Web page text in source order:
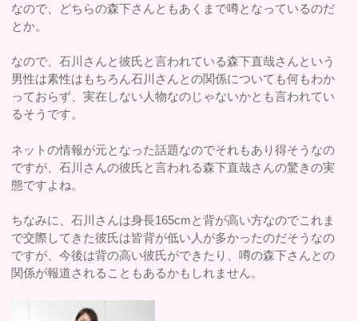
なので、どちらの森下さんともあくまで噂となっているのだ
とか。
なので、石川さんと彼氏と言われている森下直哉さんという
男性は素性はもちろん石川さんとの関係についても何もわか
っておらず、実在しない人物なのじゃないかとも言われてい
るそうです。
ネットの情報が元となった話題なのでそれもあり得そうなの
ですが、石川さんの彼氏と言われる森下直哉さんの驚きの実
態ですよね。
ちなみに、石川さんは身長165cmと背が高い方なのでこれま
で交際してきた彼氏は皆背が低い人が多かったのだそうなの
ですが、今後は背の高い彼氏ができたり、噂の森下さんとの
関係が報道されることもあるかもしれません。